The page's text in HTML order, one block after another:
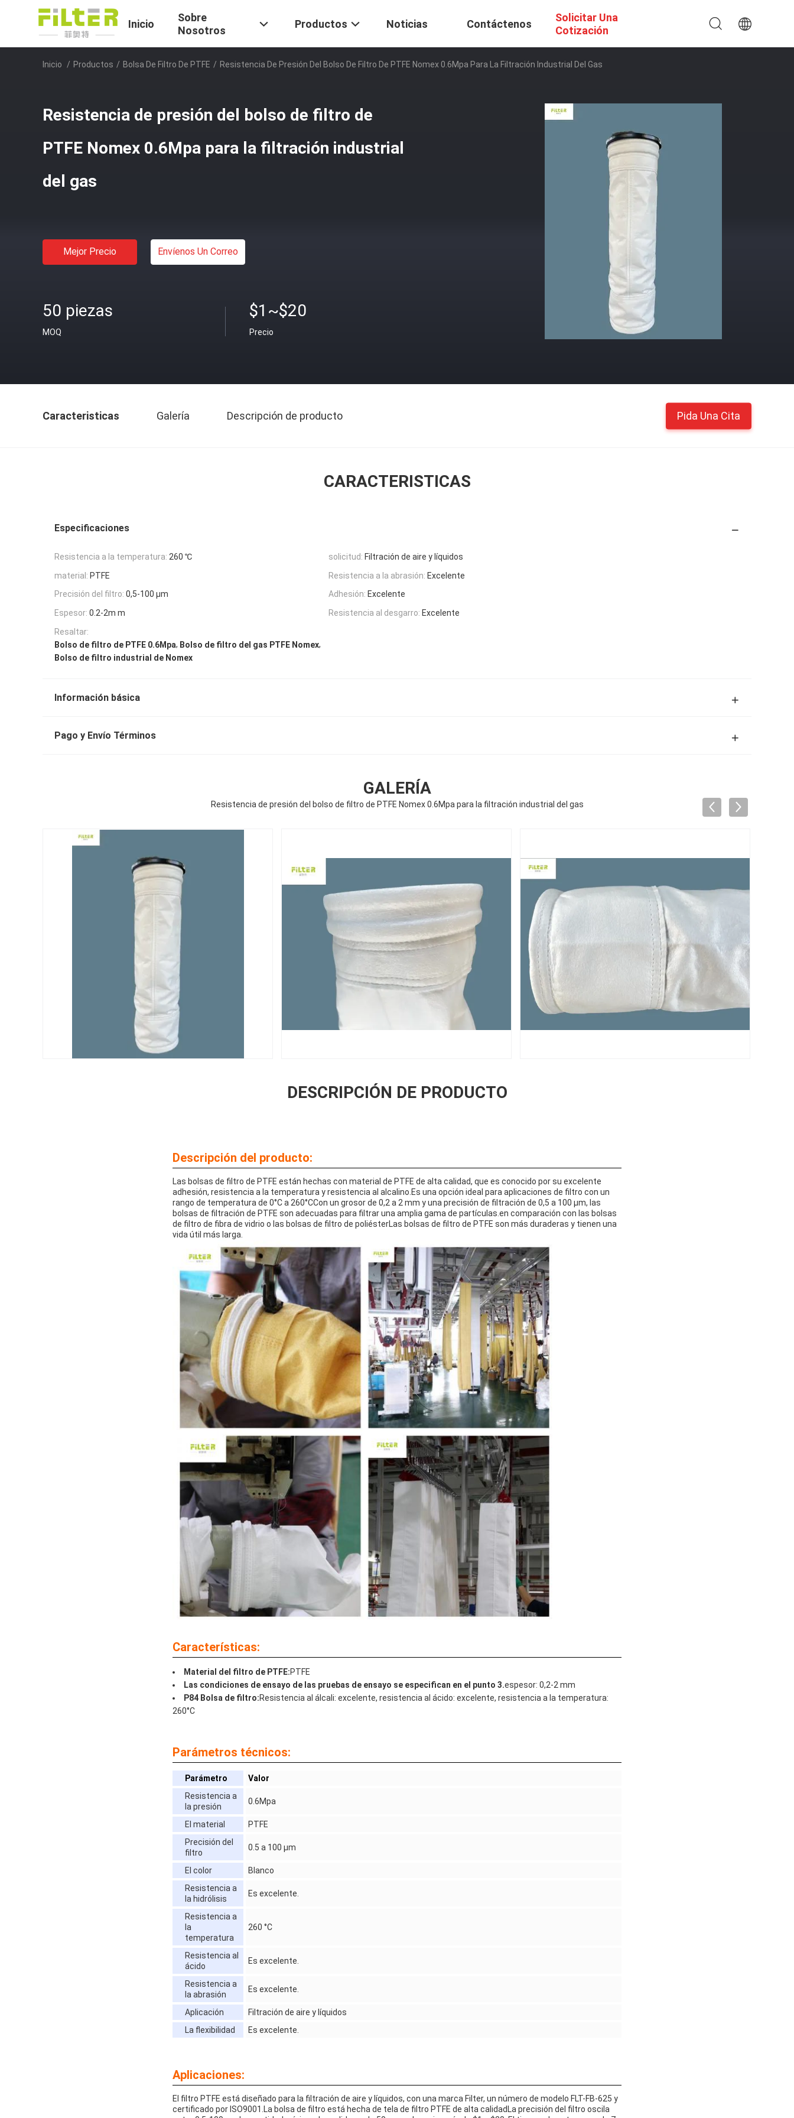
Inicio
Sobre
Nosotros
Productos Noticias Contáctenos
Solicitar Una
Cotización
Inicio / Productos / Bolsa De Filtro De PTFE / Resistencia De Presión Del Bolso De Filtro De PTFE Nomex 0.6Mpa Para La Filtración Industrial Del Gas
Resistencia de presión del bolso de filtro de
PTFE Nomex 0.6Mpa para la filtración industrial
del gas
Mejor Precio Envíenos Un Correo
50 piezas
MOQ
$1~$20
Precio
Caracteristicas Galería Descripción de producto Pida Una Cita
CARACTERISTICAS
Especificaciones
Resistencia a la temperatura: 260 ℃ solicitud: Filtración de aire y líquidos
material: PTFE Resistencia a la abrasión: Excelente
Precisión del filtro: 0,5-100 μm Adhesión: Excelente
Espesor: 0.2-2m m Resistencia al desgarro: Excelente
Resaltar:
Bolso de filtro de PTFE 0.6Mpa, Bolso de filtro del gas PTFE Nomex,
Bolso de filtro industrial de Nomex
Información básica
Pago y Envío Términos
GALERÍA
Resistencia de presión del bolso de filtro de PTFE Nomex 0.6Mpa para la filtración industrial del gas
DESCRIPCIÓN DE PRODUCTO
Descripción del producto:
Las bolsas de filtro de PTFE están hechas con material de PTFE de alta calidad, que es conocido por su excelente
adhesión, resistencia a la temperatura y resistencia al alcalino.Es una opción ideal para aplicaciones de filtro con un
rango de temperatura de 0°C a 260°CCon un grosor de 0,2 a 2 mm y una precisión de filtración de 0,5 a 100 μm, las
bolsas de filtración de PTFE son adecuadas para filtrar una amplia gama de partículas.en comparación con las bolsas
de filtro de fibra de vidrio o las bolsas de filtro de poliésterLas bolsas de filtro de PTFE son más duraderas y tienen una
vida útil más larga.
Características:
Material del filtro de PTFE:PTFE
Las condiciones de ensayo de las pruebas de ensayo se especifican en el punto 3.espesor: 0,2-2 mm
P84 Bolsa de filtro:Resistencia al álcali: excelente, resistencia al ácido: excelente, resistencia a la temperatura:
260°C
Parámetros técnicos:
Parámetro
Valor
Resistencia a
la presión
0.6Mpa
El material
PTFE
Precisión del
filtro
0.5 a 100 μm
El color
Blanco
Resistencia a
la hidrólisis
Es excelente.
Resistencia a
la
temperatura
260 °C
Resistencia al
ácido
Es excelente.
Resistencia a
la abrasión
Es excelente.
Aplicación
Filtración de aire y líquidos
La flexibilidad
Es excelente.
Aplicaciones:
El filtro PTFE está diseñado para la filtración de aire y líquidos, con una marca Filter, un número de modelo FLT-FB-625 y
certificado por ISO9001.La bolsa de filtro está hecha de tela de filtro PTFE de alta calidadLa precisión del filtro oscila